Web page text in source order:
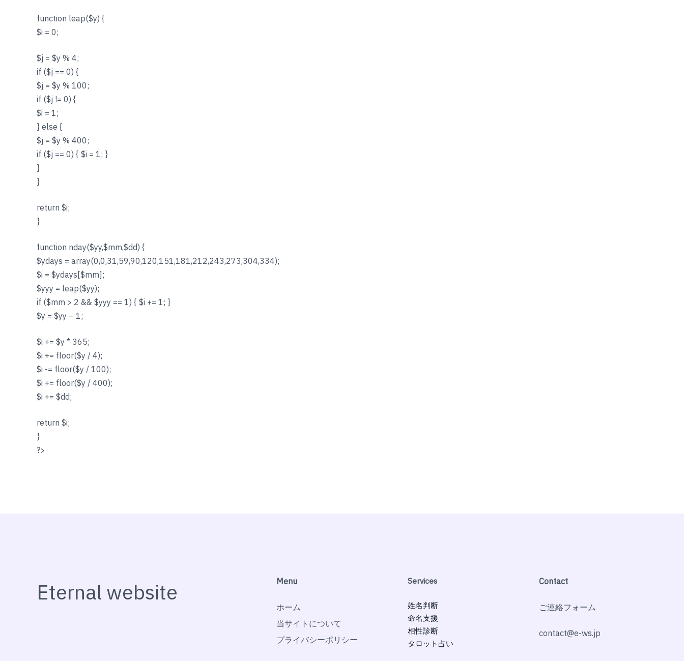
function leap($y) {
$i = 0;
$j = $y % 4;
if ($j == 0) {
$j = $y % 100;
if ($j != 0) {
$i = 1;
} else {
$j = $y % 400;
if ($j == 0) { $i = 1; }
}
}
return $i;
}
function nday($yy,$mm,$dd) {
$ydays = array(0,0,31,59,90,120,151,181,212,243,273,304,334);
$i = $ydays[$mm];
$yyy = leap($yy);
if ($mm > 2 && $yyy == 1) { $i += 1; }
$y = $yy – 1;
$i += $y * 365;
$i += floor($y / 4);
$i -= floor($y / 100);
$i += floor($y / 400);
$i += $dd;
return $i;
}
?>
Eternal website Menu
ホーム
当サイトについて
プライバシーポリシー
Services
姓名判断
命名支援
相性診断
タロット占い
Contact
ご連絡フォーム
contact@e-ws.jp